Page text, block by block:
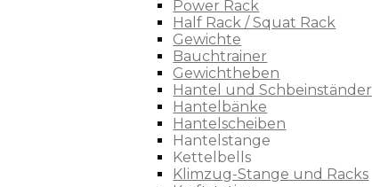
Power Rack
Half Rack / Squat Rack
Gewichte
Bauchtrainer
Gewichtheben
Hantel und Schbeinständer
Hantelbänke
Hantelscheiben
Hantelstange
Kettelbells
Klimzug-Stange und Racks